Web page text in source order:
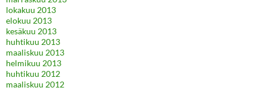
lokakuu 2013
elokuu 2013
kesäkuu 2013
huhtikuu 2013
maaliskuu 2013
helmikuu 2013
huhtikuu 2012
maaliskuu 2012